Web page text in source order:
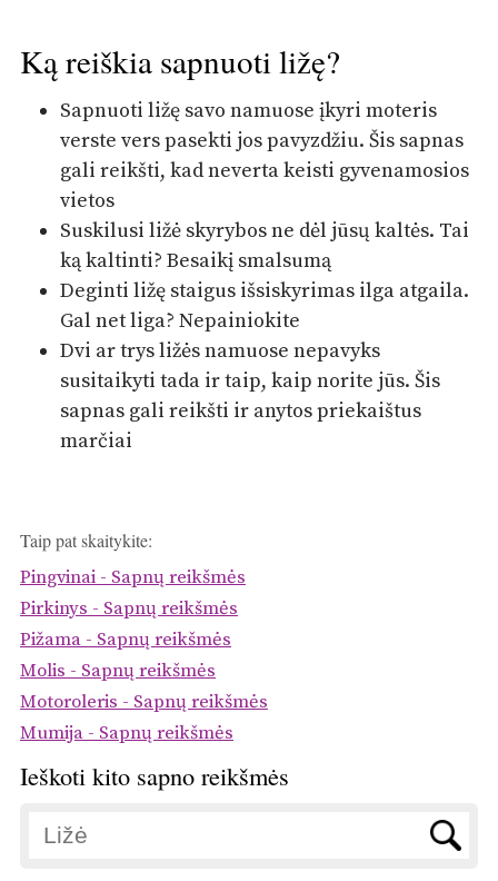
Ką reiškia sapnuoti ližę?
Sapnuoti ližę savo namuose įkyri moteris
verste vers pasekti jos pavyzdžiu. Šis sapnas
gali reikšti, kad neverta keisti gyvenamosios
vietos
Suskilusi ližė skyrybos ne dėl jūsų kaltės. Tai
ką kaltinti? Besaikį smalsumą
Deginti ližę staigus išsiskyrimas ilga atgaila.
Gal net liga? Nepainiokite
Dvi ar trys ližės namuose nepavyks
susitaikyti tada ir taip, kaip norite jūs. Šis
sapnas gali reikšti ir anytos priekaištus
marčiai
Taip pat skaitykite:
Pingvinai - Sapnų reikšmės
Pirkinys - Sapnų reikšmės
Pižama - Sapnų reikšmės
Molis - Sapnų reikšmės
Motoroleris - Sapnų reikšmės
Mumija - Sapnų reikšmės
Ieškoti kito sapno reikšmės